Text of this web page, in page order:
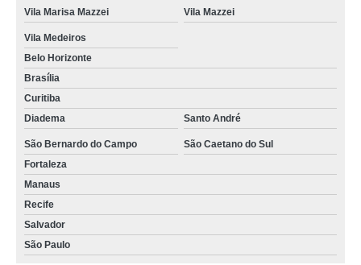
Vila Marisa Mazzei Vila Mazzei
Vila Medeiros
Belo Horizonte
Brasília
Curitiba
Diadema
Santo André
São Bernardo do Campo
São Caetano do Sul
Fortaleza
Manaus
Recife
Salvador
São Paulo